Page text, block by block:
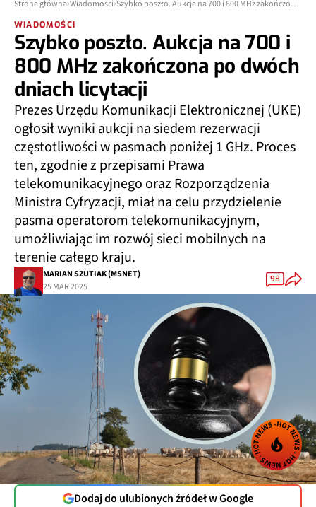
Strona główna Wiadomości Szybko poszło. Aukcja na 700 i 800 MHz zakończona po dwóch dniach licytacji
WIADOMOŚCI
Szybko poszło. Aukcja na 700 i
800 MHz zakończona po dwóch
dniach licytacji
Prezes Urzędu Komunikacji Elektronicznej (UKE)
ogłosił wyniki aukcji na siedem rezerwacji
częstotliwości w pasmach poniżej 1 GHz. Proces
ten, zgodnie z przepisami Prawa
telekomunikacyjnego oraz Rozporządzenia
Ministra Cyfryzacji, miał na celu przydzielenie
pasma operatorom telekomunikacyjnym,
umożliwiając im rozwój sieci mobilnych na
terenie całego kraju.
MARIAN SZUTIAK (MSNET)
25 MAR 2025
98
Dodaj do ulubionych źródeł w Google